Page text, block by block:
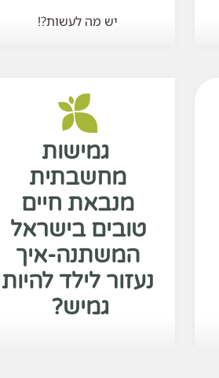
יש מה לעשות?!
גמישות
מחשבתית
מנבאת חיים
טובים בישראל
המשתנה-איך
נעזור לילד להיות
גמיש?